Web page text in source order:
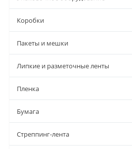
Коробки
Пакеты и мешки
Липкие и разметочные ленты
Пленка
Бумага
Стреппинг-лента